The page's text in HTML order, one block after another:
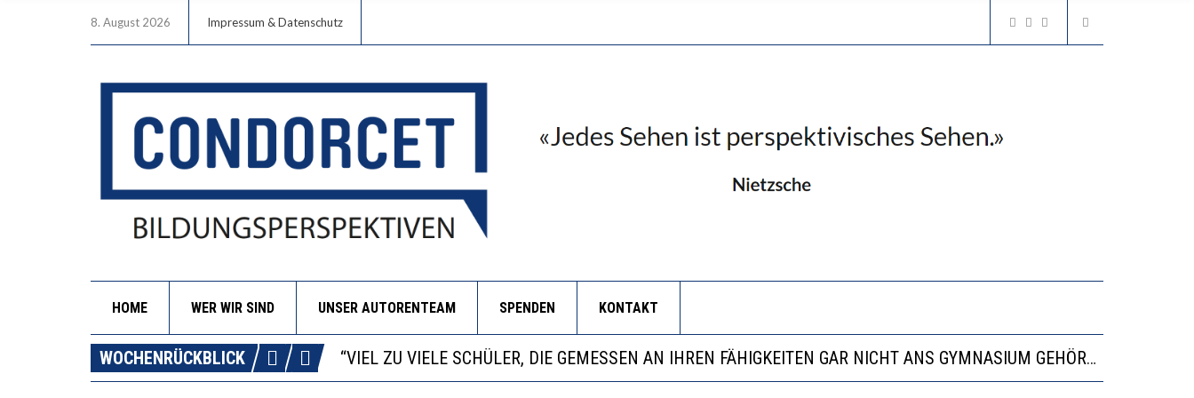
8. August 2026 Impressum & Datenschutz
HOME WER WIR SIND UNSER AUTORENTEAM SPENDEN KONTAKT
WOCHENRÜCKBLICK
“WIR BEOBACHTEN EINEN REGELRECHTEN STURZFLUG BEI DEN LERNLEISTUNGEN”
ANNA-KATHARINA ZENGER UND IHRE VERFASSUNGSKENNTNISSE
“VIEL ZU VIELE SCHÜLER, DIE GEMESSEN AN IHREN FÄHIGKEITEN GAR NICHT ANS GYMNASIUM GEHÖREN”
DIE GANZE HILFLOSIGKEIT DES BILDUNGSBÜRGERTUMS